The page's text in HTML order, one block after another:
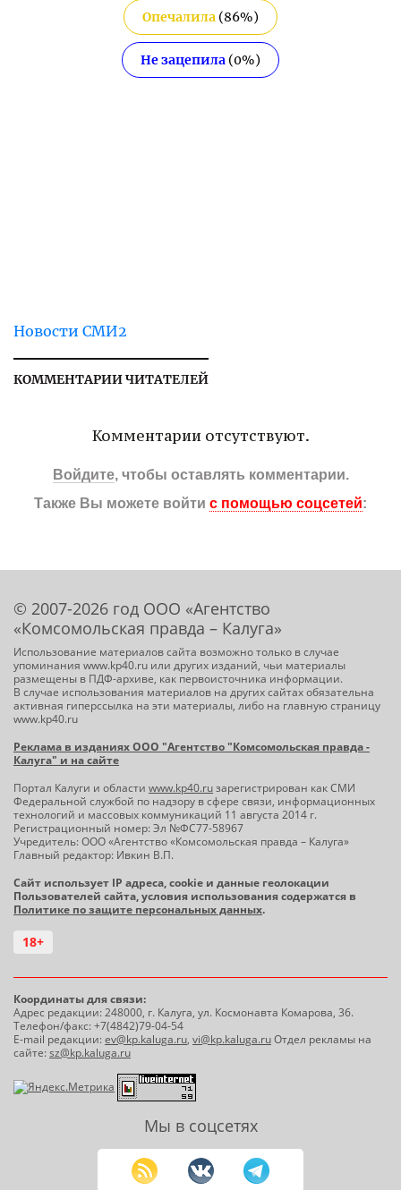
Опечалила (86%)
Не зацепила (0%)
Новости СМИ2
КОММЕНТАРИИ ЧИТАТЕЛЕЙ
Комментарии отсутствуют.
Войдите, чтобы оставлять комментарии.
Также Вы можете войти с помощью соцсетей:
© 2007-2026 год ООО «Агентство
«Комсомольская правда – Калуга»
Использование материалов сайта возможно только в случае
упоминания www.kp40.ru или других изданий, чьи материалы
размещены в ПДФ-архиве, как первоисточника информации.
В случае использования материалов на других сайтах обязательна
активная гиперссылка на эти материалы, либо на главную страницу
www.kp40.ru
Реклама в изданиях ООО "Агентство "Комсомольская правда -
Калуга" и на сайте
Портал Калуги и области www.kp40.ruзарегистрирован как СМИ
Федеральной службой по надзору в сфере связи, информационных
технологий и массовых коммуникаций 11 августа 2014 г.
Регистрационный номер: Эл №ФС77-58967
Учредитель: ООО «Агентство «Комсомольская правда – Калуга»
Главный редактор: Ивкин В.П.
Сайт использует IP адреса, cookie и данные геолокации
Пользователей сайта, условия использования содержатся в
Политике по защите персональных данных.
18+
Координаты для связи:
Адрес редакции: 248000, г. Калуга, ул. Космонавта Комарова, 36.
Телефон/факс: +7(4842)79-04-54
E-mail редакции:ev@kp.kaluga.ru, vi@kp.kaluga.ruОтдел рекламы на
сайте:sz@kp.kaluga.ru
Мы в соцсетях